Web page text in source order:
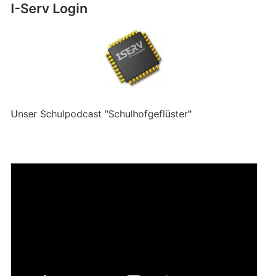
I-Serv Login
Unser Schulpodcast "Schulhofgeflüster"